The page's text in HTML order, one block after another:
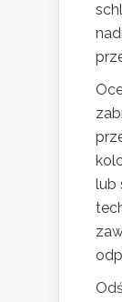
lub